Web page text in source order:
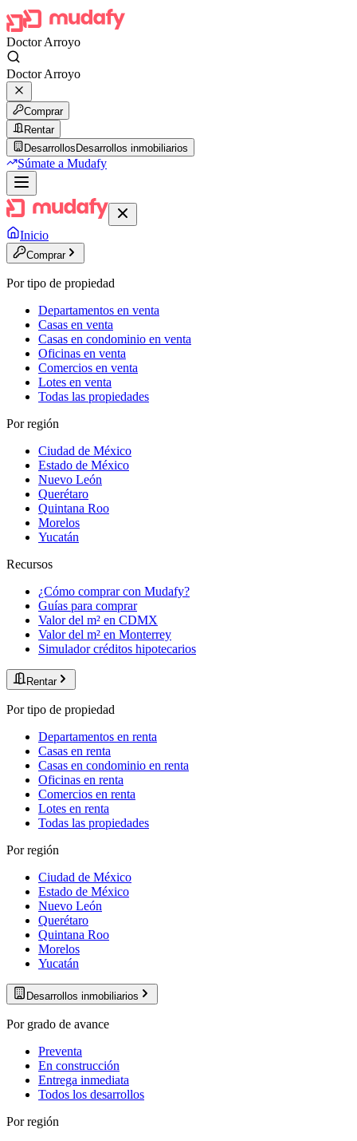
Doctor Arroyo
Doctor Arroyo
Comprar
Rentar
Desarrollos Desarrollos inmobiliarios
Súmate a Mudafy
Inicio
Comprar
Por tipo de propiedad
Departamentos en venta
Casas en venta
Casas en condominio en venta
Oficinas en venta
Comercios en venta
Lotes en venta
Todas las propiedades
Por región
Ciudad de México
Estado de México
Nuevo León
Querétaro
Quintana Roo
Morelos
Yucatán
Recursos
¿Cómo comprar con Mudafy?
Guías para comprar
Valor del m² en CDMX
Valor del m² en Monterrey
Simulador créditos hipotecarios
Rentar
Por tipo de propiedad
Departamentos en renta
Casas en renta
Casas en condominio en renta
Oficinas en renta
Comercios en renta
Lotes en renta
Todas las propiedades
Por región
Ciudad de México
Estado de México
Nuevo León
Querétaro
Quintana Roo
Morelos
Yucatán
Desarrollos inmobiliarios
Por grado de avance
Preventa
En construcción
Entrega inmediata
Todos los desarrollos
Por región